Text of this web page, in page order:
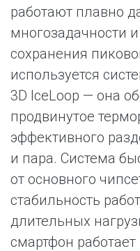
работают плавно
многозадачности
сохранения
используется
3D IceLoop — она
продвинутое
эффективного
и пара. Система
от основного
стабильность
длительных
смартфон